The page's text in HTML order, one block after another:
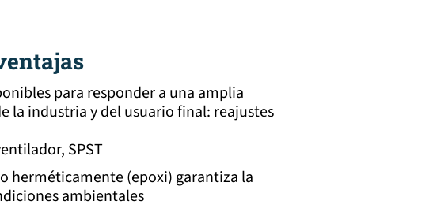
para responder a una amplia
la industria y del usuario final: reajustes
SPST
herméticamente (epoxi) garantiza la
ambientales